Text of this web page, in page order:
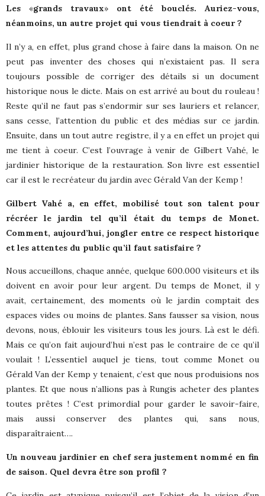
Les «grands travaux» ont été bouclés. Auriez-vous,
néanmoins, un autre projet qui vous tiendrait à coeur ?
Il n’y a, en effet, plus grand chose à faire dans la maison. On ne
peut pas inventer des choses qui n’existaient pas. Il sera
toujours possible de corriger des détails si un document
historique nous le dicte. Mais on est arrivé au bout du rouleau !
Reste qu’il ne faut pas s’endormir sur ses lauriers et relancer,
sans cesse, l’attention du public et des médias sur ce jardin.
Ensuite, dans un tout autre registre, il y a en effet un projet qui
me tient à coeur. C’est l’ouvrage à venir de Gilbert Vahé, le
jardinier historique de la restauration. Son livre est essentiel
car il est le recréateur du jardin avec Gérald Van der Kemp !
Gilbert Vahé a, en effet, mobilisé tout son talent pour
récréer le jardin tel qu’il était du temps de Monet.
Comment, aujourd’hui, jongler entre ce respect historique
et les attentes du public qu’il faut satisfaire ?
Nous accueillons, chaque année, quelque 600.000 visiteurs et ils
doivent en avoir pour leur argent. Du temps de Monet, il y
avait, certainement, des moments où le jardin comptait des
espaces vides ou moins de plantes. Sans fausser sa vision, nous
devons, nous, éblouir les visiteurs tous les jours. Là est le défi.
Mais ce qu’on fait aujourd’hui n’est pas le contraire de ce qu’il
voulait ! L’essentiel auquel je tiens, tout comme Monet ou
Gérald Van der Kemp y tenaient, c’est que nous produisions nos
plantes. Et que nous n’allions pas à Rungis acheter des plantes
toutes prêtes ! C’est primordial pour garder le savoir-faire,
mais aussi conserver des plantes qui, sans nous,
disparaîtraient….
Un nouveau jardinier en chef sera justement nommé en fin
de saison. Quel devra être son profil ?